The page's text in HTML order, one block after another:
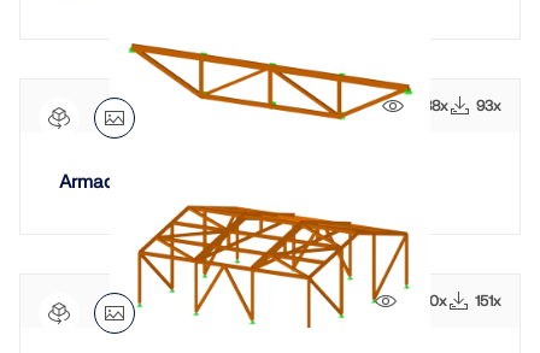
1788x 93x
Armadura de celosía de madera
2500x 151x